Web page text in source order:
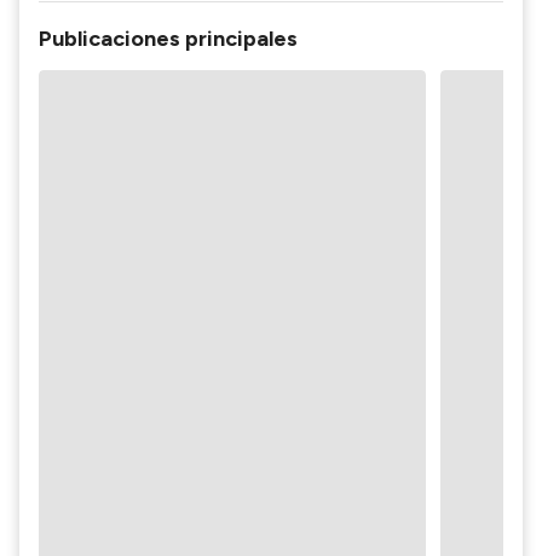
Publicaciones principales